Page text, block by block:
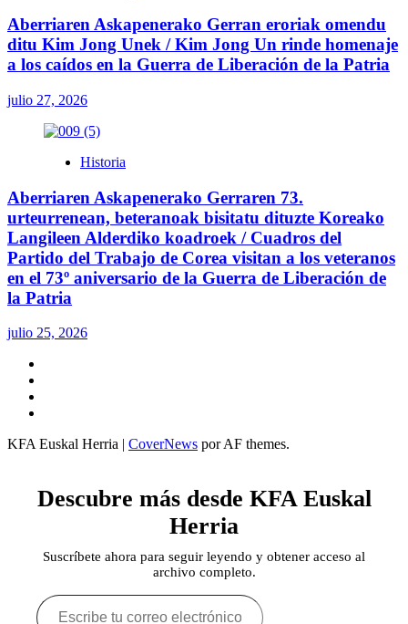
Aberriaren Askapenerako Gerran eroriak omendu
ditu Kim Jong Unek / Kim Jong Un rinde homenaje
a los caídos en la Guerra de Liberación de la Patria
julio 27, 2026
Historia
Aberriaren Askapenerako Gerraren 73.
urteurrenean, beteranoak bisitatu dituzte Koreako
Langileen Alderdiko koadroek / Cuadros del
Partido del Trabajo de Corea visitan a los veteranos
en el 73º aniversario de la Guerra de Liberación de
la Patria
julio 25, 2026
KFA Euskal Herria | CoverNews por AF themes.
Descubre más desde KFA Euskal
Herria
Suscríbete ahora para seguir leyendo y obtener acceso al
archivo completo.
Escribe
tu